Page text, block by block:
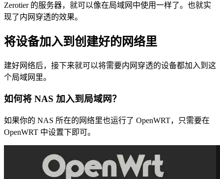
Zerotier 的服务器，就可以像在局域网中使用一样了。也就实
现了内网穿透的效果。
将设备加入到创建好的网络里
建好网络后，接下来就可以将需要内网穿透的设备都加入到这
个局域网里。
如何将 NAS 加入到局域网？
如果你的 NAS 所在的网络里也运行了 OpenWRT，只需要在
OpenWRT 中设置下即可。